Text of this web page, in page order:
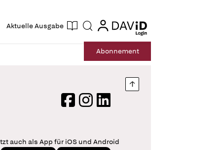
Aktuelle Ausgabe Suche login
login
Abonnement
Nach oben springen
FacebookInstagram
LinkedIn
auch als App für iOS und Android